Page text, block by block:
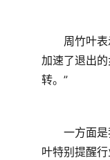
周竹叶表示
加速了退出
转。”
一方面是我
叶特别提醒